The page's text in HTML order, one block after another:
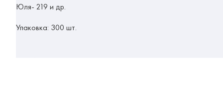
Юля- 219 и др.
Упаковка: 300 шт.